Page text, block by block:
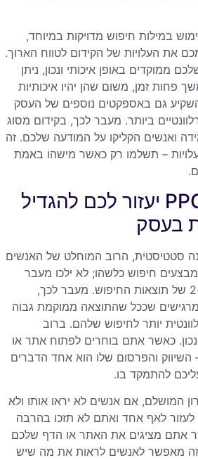
במילות חיפוש מדויקות במיוחד,
את העלויות של הקידום לטווח הארוך.
ממוקדים באופן איכותי ונכון, ניתן
פחות זמן, משום שהן יהיו איכותיות
להשקיע גם באספקטים נוספים של העסק
ביותר. מעבר לכך, בקידום מסוג
ואנשים הקליקו על המודעה שלכם. זה
– תשלמו רק כאשר מישהו באמת
קידום ממומן PPC יעזור לכם להגדיל
בעסק
סטטיסטית, הרוב המוחלט של האנשים
חיפוש כלשהו; לא ילכו מעבר
לדף ה-1 או מקסימום ה-2 של תוצאות החיפוש. מעבר לכך,
שככל שהתוצאה ממוקמת גבוה
יותר לחיפוש שלהם. ברוב
כאשר אתם בוחרים לפתוח אתר או
והפרסום שלו הוא אחד הדברים
להתמקד בו.
המושלם, אם אנשים לא יראו אותו ולא
לעזור לאף אחד ואתם לא תזכו בהרבה
אתם מציגים את האתר או הדף שלכם
מאפשר לאנשים לראות את מה שיש